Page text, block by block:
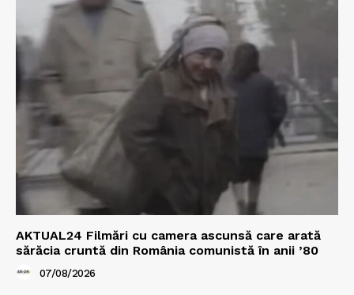
AKTUAL24 Filmări cu camera ascunsă care arată
sărăcia cruntă din România comunistă în anii ’80
07/08/2026